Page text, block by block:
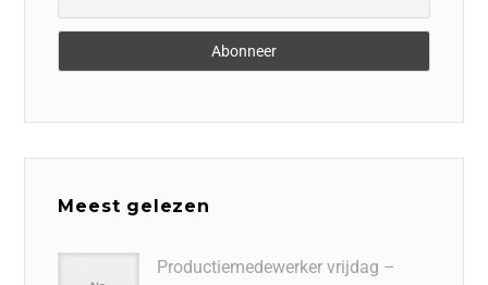
Meest gelezen
Productiemedewerker vrijdag –